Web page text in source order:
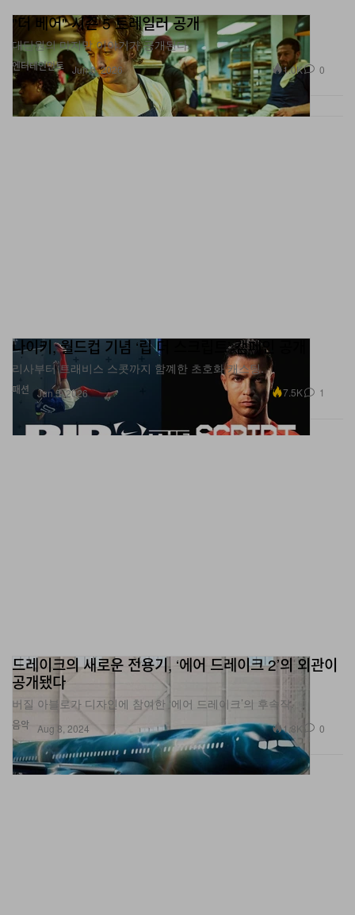
엔터테인먼트
"더 베어" 시즌 5 트레일러 공개
대단원의 마지막 이야기가 공개된다.
Jun 9, 2026 1.0K 0
패션
나이키, 월드컵 기념 ‘립 더 스크립트’ 캠페인 공개
리사부터 트래비스 스콧까지 함꼐한 초호화 캐스팅.
Jun 5, 2026 7.5K 1
음악
드레이크의 새로운 전용기, ‘에어 드레이크 2’의 외관이
공개됐다
버질 아블로가 디자인에 참여한 ‘에어 드레이크’의 후속작.
Aug 8, 2024 1.8K 0